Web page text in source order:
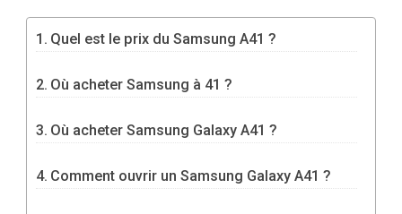
Quel est le prix du Samsung A41 ?
Où acheter Samsung à 41 ?
Où acheter Samsung Galaxy A41 ?
Comment ouvrir un Samsung Galaxy A41 ?